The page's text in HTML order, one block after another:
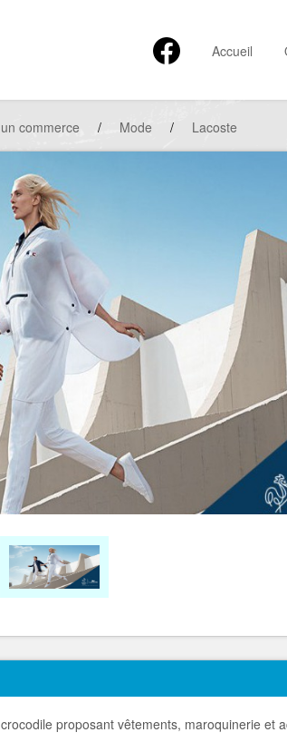
Accueil
commerce / Mode / Lacoste
proposant vêtements, maroquinerie et